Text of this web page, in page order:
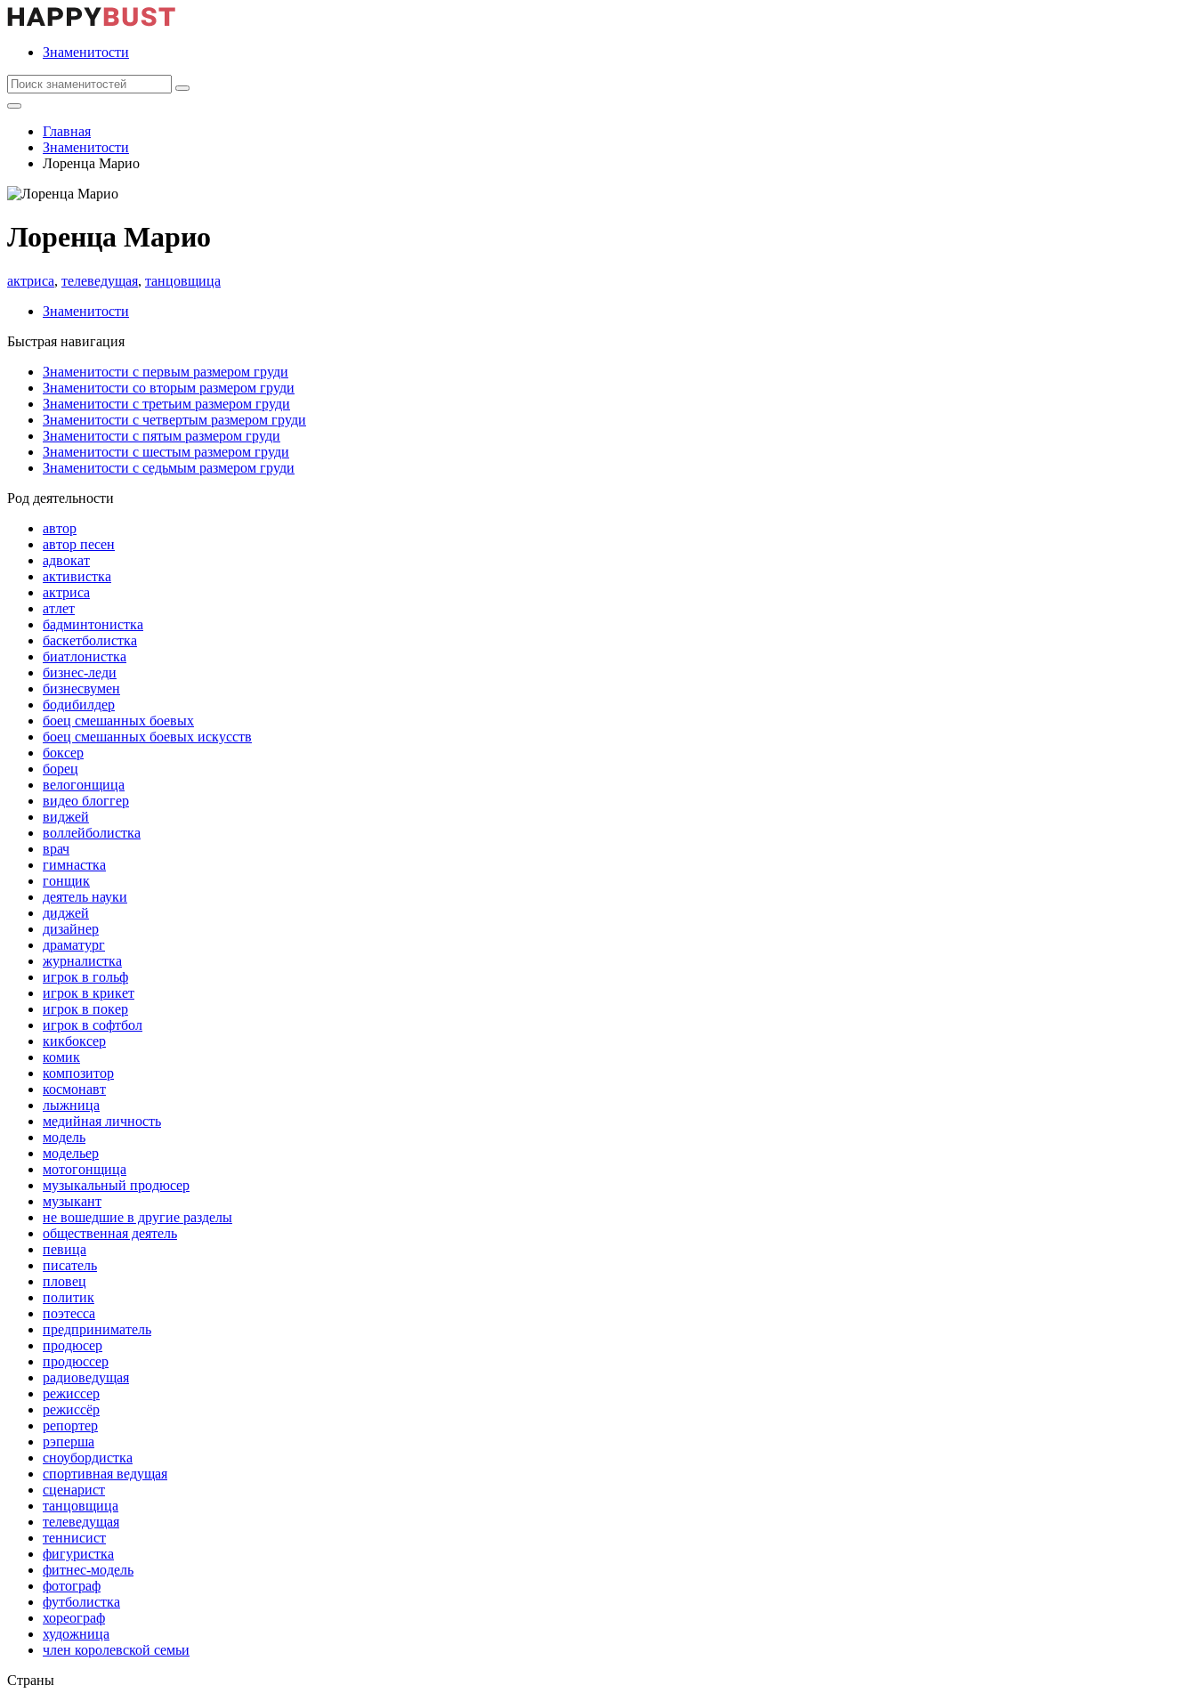
Знаменитости
Главная
Знаменитости
Лоренца Марио
Лоренца Марио
актриса, телеведущая, танцовщица
Знаменитости
Быстрая навигация
Знаменитости с первым размером груди
Знаменитости со вторым размером груди
Знаменитости с третьим размером груди
Знаменитости с четвертым размером груди
Знаменитости с пятым размером груди
Знаменитости с шестым размером груди
Знаменитости с седьмым размером груди
Род деятельности
автор
автор песен
адвокат
активистка
актриса
атлет
бадминтонистка
баскетболистка
биатлонистка
бизнес-леди
бизнесвумен
бодибилдер
боец смешанных боевых
боец смешанных боевых искусств
боксер
борец
велогонщица
видео блоггер
виджей
воллейболистка
врач
гимнастка
гонщик
деятель науки
диджей
дизайнер
драматург
журналистка
игрок в гольф
игрок в крикет
игрок в покер
игрок в софтбол
кикбоксер
комик
композитор
космонавт
лыжница
медийная личность
модель
модельер
мотогонщица
музыкальный продюсер
музыкант
не вошедшие в другие разделы
общественная деятель
певица
писатель
пловец
политик
поэтесса
предприниматель
продюсер
продюссер
радиоведущая
режиссер
режиссёр
репортер
рэперша
сноубордистка
спортивная ведущая
сценарист
танцовщица
телеведущая
теннисист
фигуристка
фитнес-модель
фотограф
футболистка
хореограф
художница
член королевской семьи
Страны